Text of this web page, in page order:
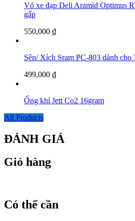
Vỏ xe đạp Deli Aramid Optimus
gấp
550,000 ₫
Sên/ Xích Sram PC-803 dành cho
499,000 ₫
Ống khí Jett Co2 16gram
All Products
ĐÁNH GIÁ
Giỏ hàng
Có thể cần